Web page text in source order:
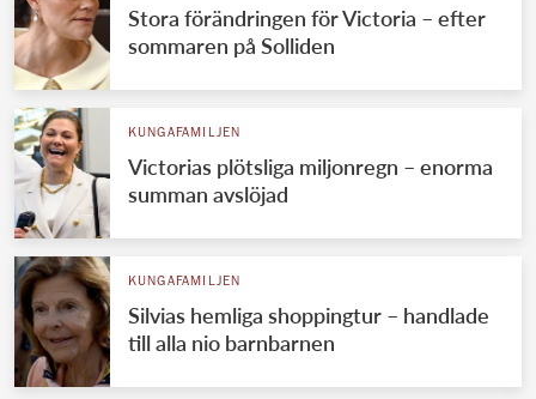
Stora förändringen för Victoria – efter
sommaren på Solliden
KUNGAFAMILJEN
Victorias plötsliga miljonregn – enorma
summan avslöjad
KUNGAFAMILJEN
Silvias hemliga shoppingtur – handlade
till alla nio barnbarnen